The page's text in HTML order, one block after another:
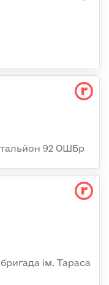
92 ОШБр
ім. Тараса